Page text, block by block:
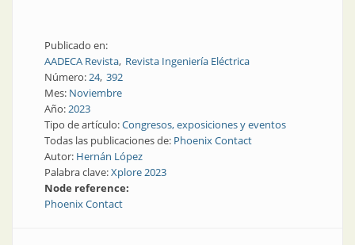
Publicado en:
AADECA Revista Revista Ingeniería Eléctrica
Número:24 392
Mes: Noviembre
Año:2023
Tipo de artículo:Congresos, exposiciones y eventos
Todas las publicaciones de: Phoenix Contact
Autor: Hernán López
Palabra clave:Xplore 2023
Node reference:
Phoenix Contact